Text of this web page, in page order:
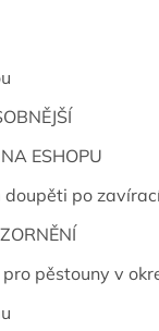
ESHOPU
doupěti po
pěstouny v